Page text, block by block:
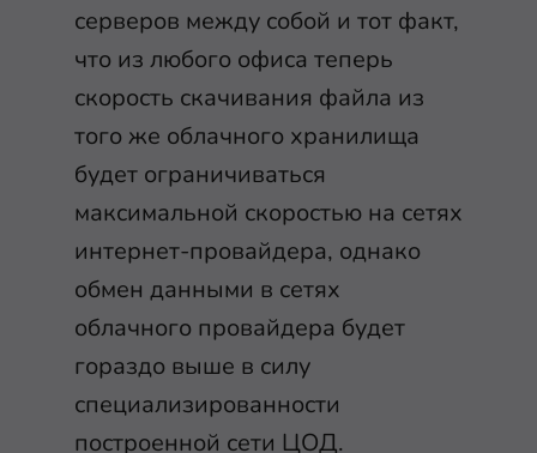
серверов между собой и тот факт,
что из любого офиса теперь
скорость скачивания файла из
того же облачного хранилища
будет ограничиваться
максимальной скоростью на сетях
интернет-провайдера, однако
обмен данными в сетях
облачного провайдера будет
гораздо выше в силу
специализированности
построенной сети ЦОД.